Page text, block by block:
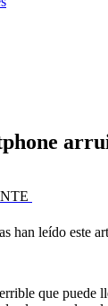
han leído este
que puede